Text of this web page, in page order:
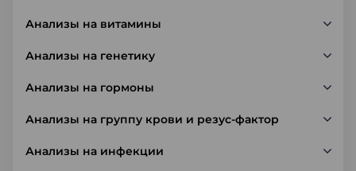
Анализы на витамины
Анализы на генетику
Анализы на гормоны
Анализы на группу крови и резус-фактор
Анализы на инфекции